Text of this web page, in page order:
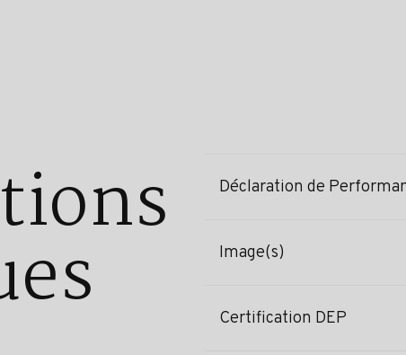
Déclaration de
Image(s)
Certification DEP